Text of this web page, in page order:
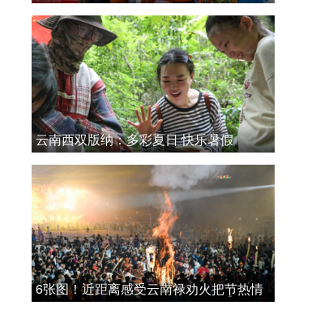
云南西双版纳：多彩夏日 快乐暑假
6张图！近距离感受云南禄劝火把节热情